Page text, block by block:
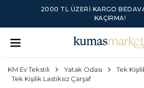
2000 TL ÜZERI KARGO
KAÇIRMA!
KM Ev Tekstili Yatak Odası
Tek
Tek Kişilik Lastiksiz Çarşaf